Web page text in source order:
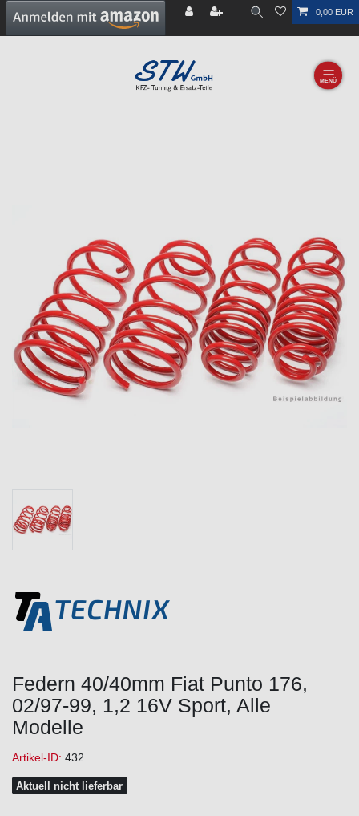
0,00 EUR
☰
Federn 40/40mm Fiat Punto 176,
02/97-99, 1,2 16V Sport, Alle
Modelle
Artikel-ID: 432
Aktuell nicht lieferbar